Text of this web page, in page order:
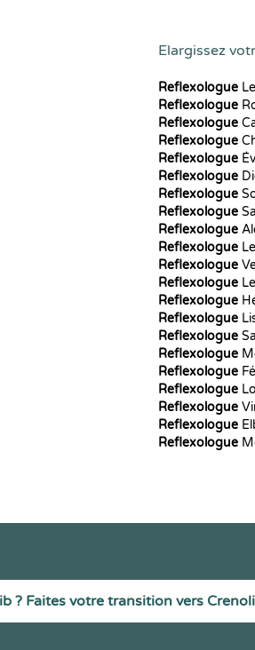
Elargissez
Reflexologue
Reflexologue
Reflexologue
Reflexologue
Reflexologue
Reflexologue
Reflexologue
Reflexologue
Reflexologue
Reflexologue
Reflexologue
Reflexologue
Reflexologue
Reflexologue
Reflexologue
Reflexologue
Reflexologue
Reflexologue
Reflexologue
Reflexologue
Reflexologue
? Faites votre transition vers